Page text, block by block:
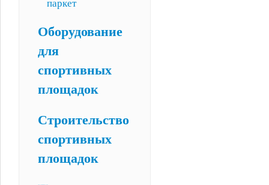
паркет
Оборудование
для
спортивных
площадок
Строительство
спортивных
площадок